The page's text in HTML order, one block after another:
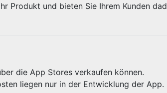
Produkt und bieten Sie Ihrem Kunden
die App Stores verkaufen können.
liegen nur in der Entwicklung der App.